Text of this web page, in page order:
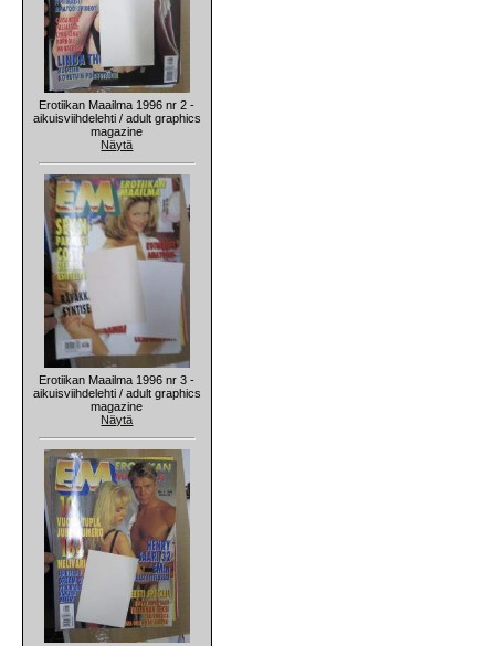
Erotiikan Maailma 1996 nr 2 -
aikuisviihdelehti / adult graphics
magazine
Näytä
Erotiikan Maailma 1996 nr 3 -
aikuisviihdelehti / adult graphics
magazine
Näytä